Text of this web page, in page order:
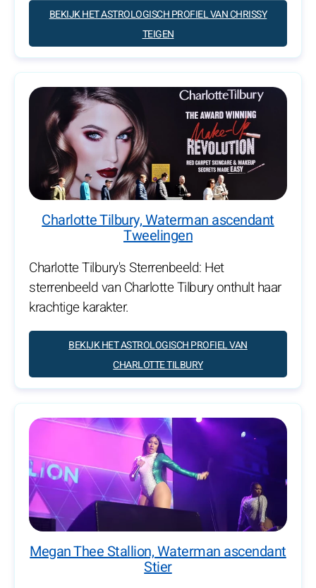
BEKIJK HET ASTROLOGISCH PROFIEL VAN CHRISSY
TEIGEN
Charlotte Tilbury, Waterman ascendant
Tweelingen
Charlotte Tilbury's Sterrenbeeld: Het
sterrenbeeld van Charlotte Tilbury onthult haar
krachtige karakter.
BEKIJK HET ASTROLOGISCH PROFIEL VAN
CHARLOTTE TILBURY
Megan Thee Stallion, Waterman ascendant
Stier